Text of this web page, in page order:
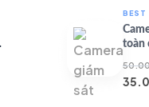
BEST
toàn
Giá